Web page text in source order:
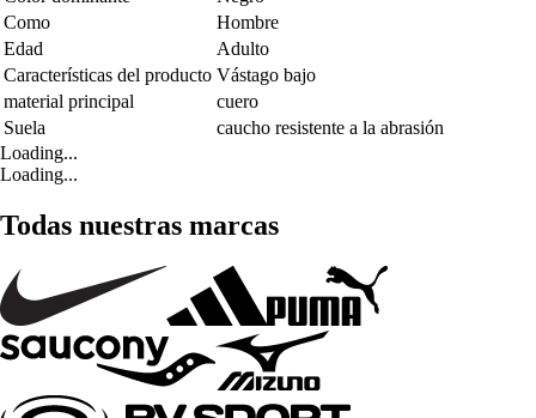
Como
Hombre
Edad
Adulto
Características del producto Vástago bajo
material principal
cuero
Suela
caucho resistente a la abrasión
Loading...
Loading...
Todas nuestras marcas